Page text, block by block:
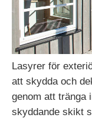
Lasyrer för
att skydda och
genom att tränga
skyddande skikt